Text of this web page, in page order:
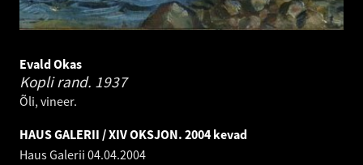
Evald Okas
Kopli rand. 1937
Õli, vineer.
HAUS GALERII / XIV OKSJON. 2004 kevad
Haus Galerii 04.04.2004